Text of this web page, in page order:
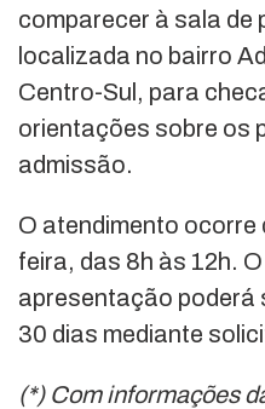
comparecer à sala de
localizada no bairro
Centro-Sul, para
orientações sobre os
admissão.
O atendimento ocorre
feira, das 8h às 12h.
apresentação poderá
30 dias mediante
(*) Com informações